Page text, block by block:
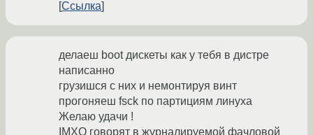
Ссылка
делаеш boot дискеты как у тебя в дистре
написанно
грузишся с них и немонтируя винт
прогоняеш fsck по партициям линуха
Желаю удачи !
IMXO говорят в журналируемой фачловой